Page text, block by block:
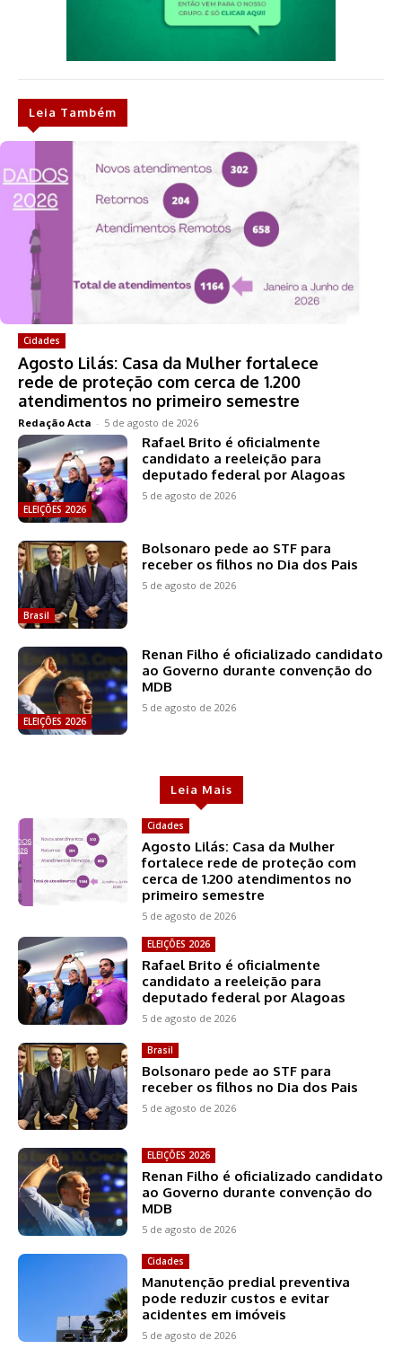
Leia Também
Cidades
Agosto Lilás: Casa da Mulher fortalece
rede de proteção com cerca de 1.200
atendimentos no primeiro semestre
Redação Acta - 5 de agosto de 2026
ELEIÇÕES 2026
Rafael Brito é oficialmente
candidato a reeleição para
deputado federal por Alagoas
5 de agosto de 2026
Brasil
Bolsonaro pede ao STF para
receber os filhos no Dia dos Pais
5 de agosto de 2026
ELEIÇÕES 2026
Renan Filho é oficializado candidato
ao Governo durante convenção do
MDB
5 de agosto de 2026
Leia Mais
Cidades
Agosto Lilás: Casa da Mulher
fortalece rede de proteção com
cerca de 1.200 atendimentos no
primeiro semestre
5 de agosto de 2026
ELEIÇÕES 2026
Rafael Brito é oficialmente
candidato a reeleição para
deputado federal por Alagoas
5 de agosto de 2026
Brasil
Bolsonaro pede ao STF para
receber os filhos no Dia dos Pais
5 de agosto de 2026
ELEIÇÕES 2026
Renan Filho é oficializado candidato
ao Governo durante convenção do
MDB
5 de agosto de 2026
Cidades
Manutenção predial preventiva
pode reduzir custos e evitar
acidentes em imóveis
5 de agosto de 2026